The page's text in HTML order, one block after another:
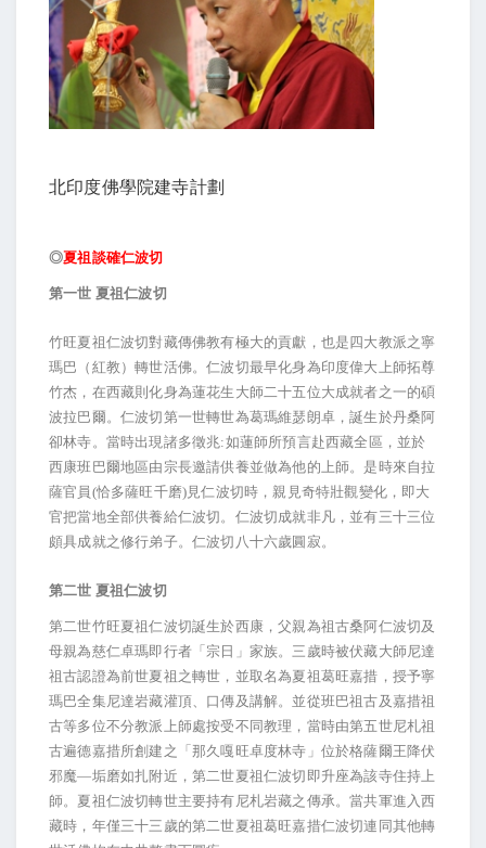
北印度佛學院建寺計劃
◎夏祖談確仁波切
第一世 夏祖仁波切
竹旺夏祖仁波切對藏傳佛教有極大的貢獻，也是四大教派之寧
瑪巴（紅教）轉世活佛。仁波切最早化身為印度偉大上師拓尊
竹杰，在西藏則化身為蓮花生大師二十五位大成就者之一的碩
波拉巴爾。仁波切第一世轉世為葛瑪維瑟朗卓，誕生於丹桑阿
卻林寺。當時出現諸多徵兆:如蓮師所預言赴西藏全區，並於
西康班巴爾地區由宗長邀請供養並做為他的上師。是時來自拉
薩官員(恰多薩旺千磨)見仁波切時，親見奇特壯觀變化，即大
官把當地全部供養給仁波切。仁波切成就非凡，並有三十三位
頗具成就之修行弟子。仁波切八十六歲圓寂。
第二世 夏祖仁波切
第二世竹旺夏祖仁波切誕生於西康，父親為祖古桑阿仁波切及
母親為慈仁卓瑪即行者「宗日」家族。三歲時被伏藏大師尼達
祖古認證為前世夏祖之轉世，並取名為夏祖葛旺嘉措，授予寧
瑪巴全集尼達岩藏灌頂、口傳及講解。並從班巴祖古及嘉措祖
古等多位不分教派上師處按受不同教理，當時由第五世尼札祖
古遍德嘉措所創建之「那久嘎旺卓度林寺」位於格薩爾王降伏
邪魔—垢磨如扎附近，第二世夏祖仁波切即升座為該寺住持上
師。夏祖仁波切轉世主要持有尼札岩藏之傳承。當共軍進入西
藏時，年僅三十三歲的第二世夏祖葛旺嘉措仁波切連同其他轉